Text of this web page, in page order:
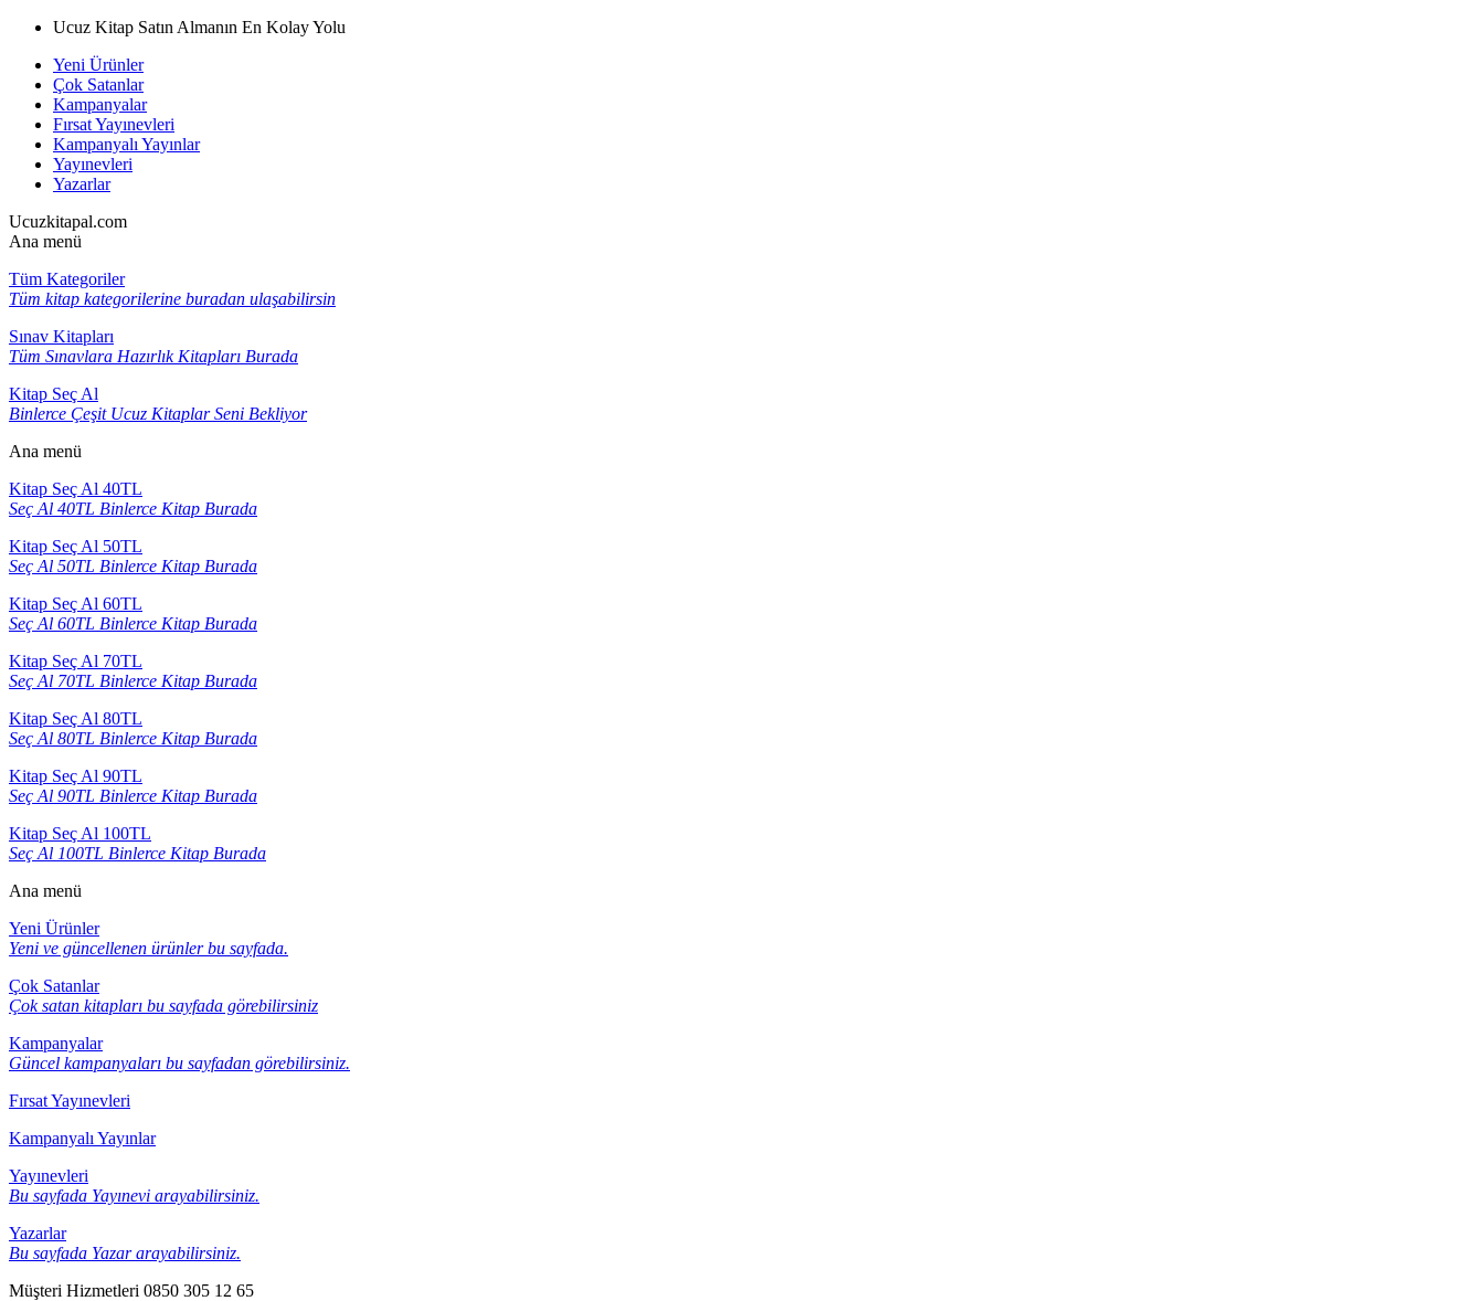
Ucuz Kitap Satın Almanın En Kolay Yolu
Yeni Ürünler
Çok Satanlar
Kampanyalar
Fırsat Yayınevleri
Kampanyalı Yayınlar
Yayınevleri
Yazarlar
Ucuzkitapal.com
Ana menü
Tüm Kategoriler
Tüm kitap kategorilerine buradan ulaşabilirsin
Sınav Kitapları
Tüm Sınavlara Hazırlık Kitapları Burada
Kitap Seç Al
Binlerce Çeşit Ucuz Kitaplar Seni Bekliyor
Ana menü
Kitap Seç Al 40TL
Seç Al 40TL Binlerce Kitap Burada
Kitap Seç Al 50TL
Seç Al 50TL Binlerce Kitap Burada
Kitap Seç Al 60TL
Seç Al 60TL Binlerce Kitap Burada
Kitap Seç Al 70TL
Seç Al 70TL Binlerce Kitap Burada
Kitap Seç Al 80TL
Seç Al 80TL Binlerce Kitap Burada
Kitap Seç Al 90TL
Seç Al 90TL Binlerce Kitap Burada
Kitap Seç Al 100TL
Seç Al 100TL Binlerce Kitap Burada
Ana menü
Yeni Ürünler
Yeni ve güncellenen ürünler bu sayfada.
Çok Satanlar
Çok satan kitapları bu sayfada görebilirsiniz
Kampanyalar
Güncel kampanyaları bu sayfadan görebilirsiniz.
Fırsat Yayınevleri
Kampanyalı Yayınlar
Yayınevleri
Bu sayfada Yayınevi arayabilirsiniz.
Yazarlar
Bu sayfada Yazar arayabilirsiniz.
Müşteri Hizmetleri 0850 305 12 65